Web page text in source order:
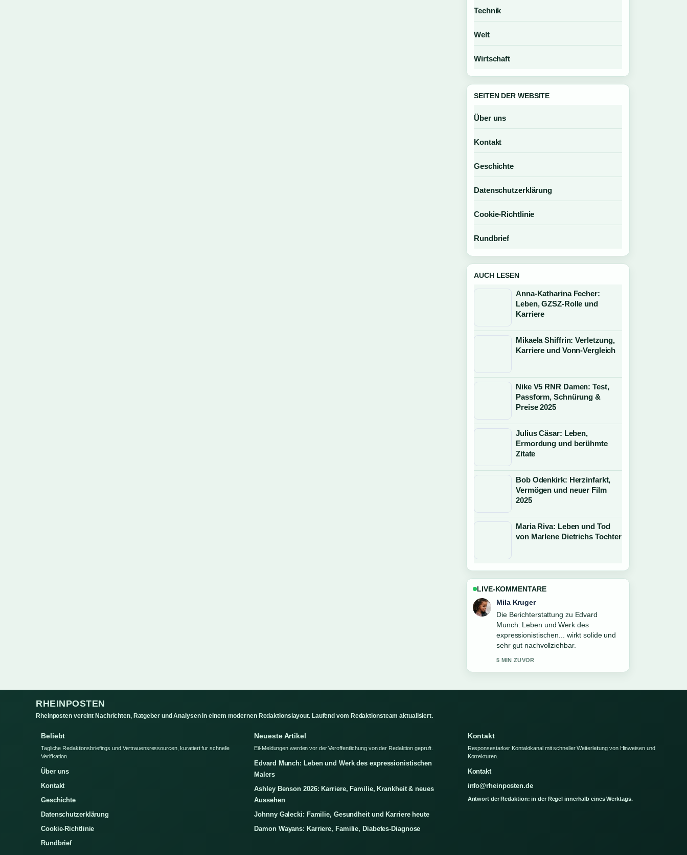
Technik
Welt
Wirtschaft
SEITEN DER WEBSITE
Über uns
Kontakt
Geschichte
Datenschutzerklärung
Cookie-Richtlinie
Rundbrief
AUCH LESEN
Anna-Katharina Fecher:
Leben, GZSZ-Rolle und
Karriere
Mikaela Shiffrin: Verletzung,
Karriere und Vonn-Vergleich
Nike V5 RNR Damen: Test,
Passform, Schnürung &
Preise 2025
Julius Cäsar: Leben,
Ermordung und berühmte
Zitate
Bob Odenkirk: Herzinfarkt,
Vermögen und neuer Film
2025
Maria Riva: Leben und Tod
von Marlene Dietrichs Tochter
LIVE-KOMMENTARE
Jonas Wagner
Gute Verifikationsarbeit zu Ashley
Benson 2026: Karriere, Familie,
Krankheit &#038;.... Mehr Medien
sollten so schreiben.
7 MIN ZUVOR
RHEINPOSTEN
Rheinposten vereint Nachrichten, Ratgeber und Analysen in einem modernen Redaktionslayout. Laufend vom Redaktionsteam aktualisiert.
Beliebt
Tagliche Redaktionsbriefings und Vertrauensressourcen, kuratiert fur schnelle
Verifikation.
Über uns
Kontakt
Geschichte
Datenschutzerklärung
Cookie-Richtlinie
Rundbrief
Neueste Artikel
Eil-Meldungen werden vor der Veroffentlichung von der Redaktion gepruft.
Edvard Munch: Leben und Werk des expressionistischen
Malers
Ashley Benson 2026: Karriere, Familie, Krankheit & neues
Aussehen
Johnny Galecki: Familie, Gesundheit und Karriere heute
Damon Wayans: Karriere, Familie, Diabetes-Diagnose
Kontakt
Responsestarker Kontaktkanal mit schneller Weiterleitung von Hinweisen und
Korrekturen.
Kontakt
info@rheinposten.de
Antwort der Redaktion: in der Regel innerhalb eines Werktags.